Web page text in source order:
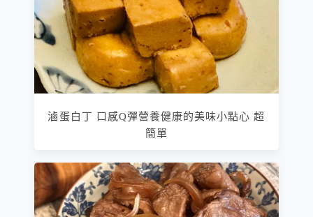
滷蛋白丁 口感Q彈營養健康的美味小點心 超
簡單